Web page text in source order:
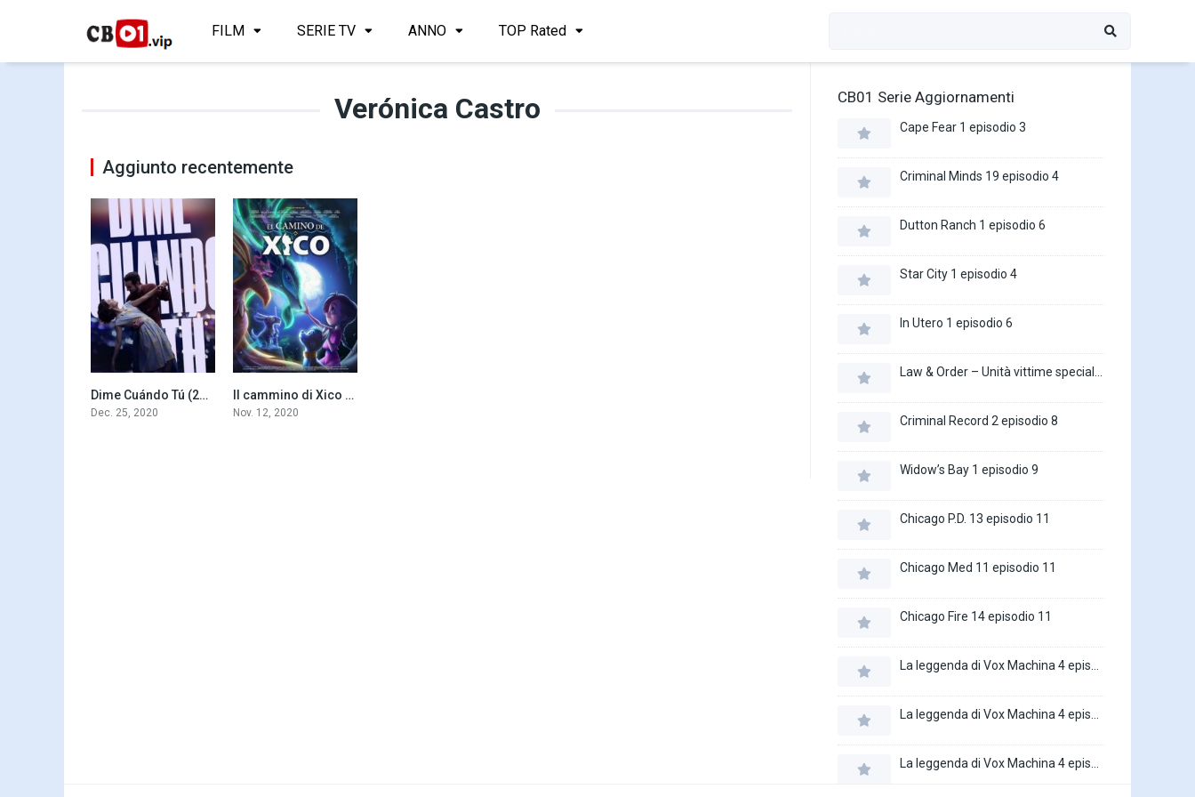
FILM SERIE TV ANNO TOP Rated
Verónica Castro
Aggiunto recentemente
6.3
Dime Cuándo Tú (2020)
Dec. 25, 2020
6.5Il cammino di Xico (2020)
Nov. 12, 2020
CB01 Serie Aggiornamenti
Cape Fear 1 episodio 3
Criminal Minds 19 episodio 4
Dutton Ranch 1 episodio 6
Star City 1 episodio 4
In Utero 1 episodio 6
Criminal Record 2 episodio 8
Widow’s Bay 1 episodio 9
Chicago P.D. 13 episodio 11
Chicago Med 11 episodio 11
Chicago Fire 14 episodio 11